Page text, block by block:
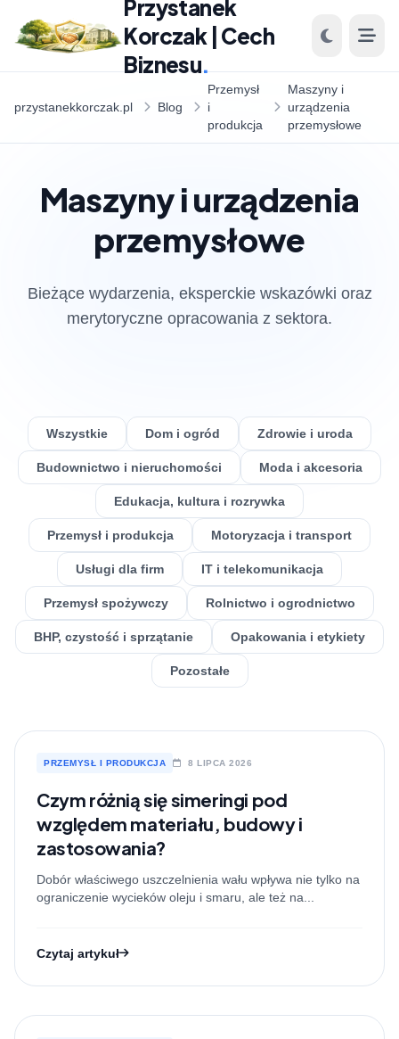
Przystanek
Korczak | Cech
Biznesu.
przystanekkorczak.pl Blog
Przemysł
i
produkcja
Maszyny i
urządzenia
przemysłowe
Maszyny i urządzenia
przemysłowe
Bieżące wydarzenia, eksperckie wskazówki oraz
merytoryczne opracowania z sektora.
Wszystkie Dom i ogród Zdrowie i uroda
Budownictwo i nieruchomości Moda i akcesoria
Edukacja, kultura i rozrywka
Przemysł i produkcja Motoryzacja i transport
Usługi dla firm IT i telekomunikacja
Przemysł spożywczy Rolnictwo i ogrodnictwo
BHP, czystość i sprzątanie Opakowania i etykiety
Pozostałe
PRZEMYSŁ I PRODUKCJA 8 LIPCA 2026
Czym różnią się simeringi pod
względem materiału, budowy i
zastosowania?
Dobór właściwego uszczelnienia wału wpływa nie tylko na
ograniczenie wycieków oleju i smaru, ale też na...
Czytaj artykuł